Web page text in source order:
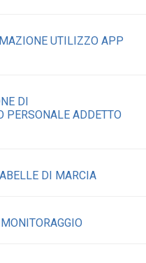
UTILIZZO APP
DI
PERSONALE ADDETTO
DI MARCIA